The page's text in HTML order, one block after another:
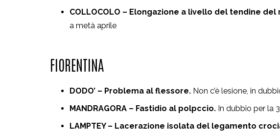
COLLOCOLO – Elongazione a livello del tendine
a metà aprile
FIORENTINA
DODO’ – Problema al flessore. Non c’è lesione, in
MANDRAGORA – Fastidio al polpccio. In dubbio per la
LAMPTEY – Lacerazione isolata del legamento